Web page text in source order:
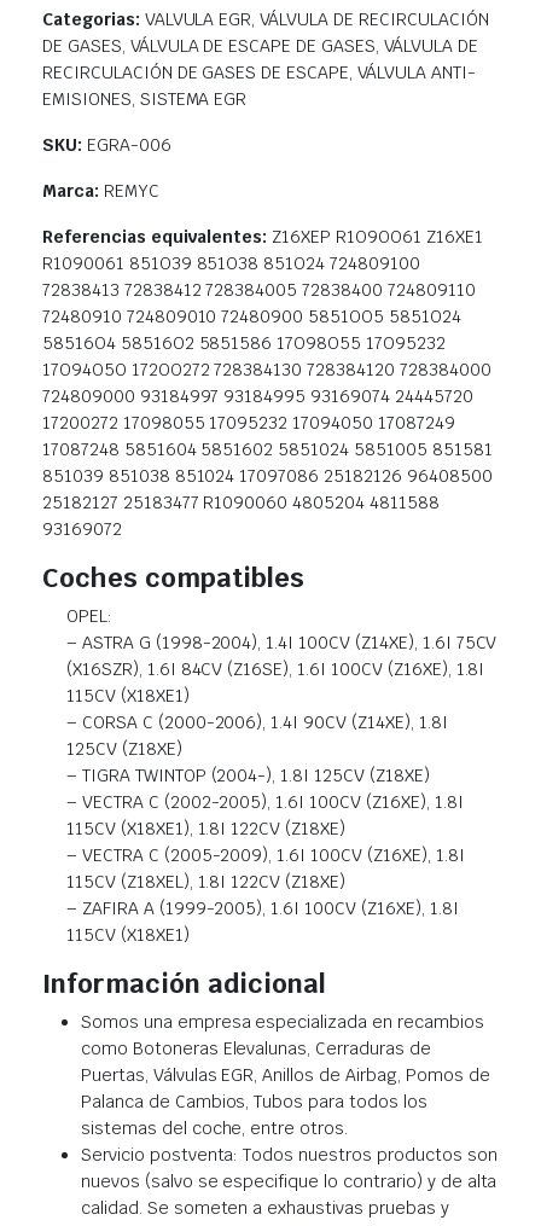
Categorias: VALVULA EGR, VÁLVULA DE RECIRCULACIÓN
DE GASES, VÁLVULA DE ESCAPE DE GASES, VÁLVULA DE
RECIRCULACIÓN DE GASES DE ESCAPE, VÁLVULA ANTI-
EMISIONES, SISTEMA EGR
SKU: EGRA-006
Marca: REMYC
Referencias equivalentes: Z16XEP R1O9OO61 Z16XE1
R1090061 851O39 851O38 851O24 724809100
72838413 72838412 728384005 72838400 724809110
72480910 724809010 72480900 5851OO5 5851O24
58516O4 58516O2 5851586 17O98O55 17O95232
17O94O5O 172OO272 728384130 728384120 728384000
724809000 93184997 93184995 93169074 24445720
17200272 17098055 17095232 17094050 17087249
17087248 5851604 5851602 5851024 5851005 851581
851039 851038 851024 17097086 25182126 96408500
25182127 25183477 R1090060 4805204 4811588
93169072
Coches compatibles
OPEL:
– ASTRA G (1998-2004), 1.4I 100CV (Z14XE), 1.6I 75CV
(X16SZR), 1.6I 84CV (Z16SE), 1.6I 100CV (Z16XE), 1.8I
115CV (X18XE1)
– CORSA C (2000-2006), 1.4I 90CV (Z14XE), 1.8I
125CV (Z18XE)
– TIGRA TWINTOP (2004-), 1.8I 125CV (Z18XE)
– VECTRA C (2002-2005), 1.6I 100CV (Z16XE), 1.8I
115CV (X18XE1), 1.8I 122CV (Z18XE)
– VECTRA C (2005-2009), 1.6I 100CV (Z16XE), 1.8I
115CV (Z18XEL), 1.8I 122CV (Z18XE)
– ZAFIRA A (1999-2005), 1.6I 100CV (Z16XE), 1.8I
115CV (X18XE1)
Información adicional
Somos una empresa especializada en recambios
como Botoneras Elevalunas, Cerraduras de
Puertas, Válvulas EGR, Anillos de Airbag, Pomos de
Palanca de Cambios, Tubos para todos los
sistemas del coche, entre otros.
Servicio postventa: Todos nuestros productos son
nuevos (salvo se especifique lo contrario) y de alta
calidad. Se someten a exhaustivas pruebas y